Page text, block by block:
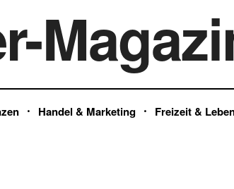
Handel & Marketing Freizeit &